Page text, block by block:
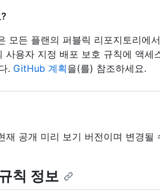
모든 플랜의 퍼블릭 리포지토리에
사용자 지정 배포 보호 규칙에 액세
. GitHub 계획을(를) 참조하세요.
재 공개 미리 보기 버전이며 변경될
칙 정보